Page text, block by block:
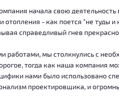
начала свою деятельность
отопления - как поется "не
справедливый гнев
мы столкнулись с
тогда как наша компания
нами было использовано
проектировщика, и